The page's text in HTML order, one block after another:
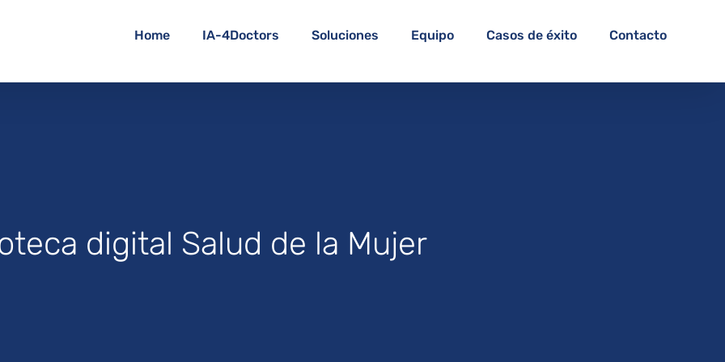
Home IA-4Doctors Soluciones Equipo Casos de éxito Contacto
digital Salud de la Mujer